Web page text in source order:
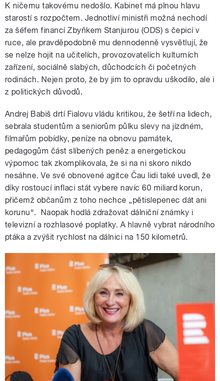
K ničemu takovému nedošlo. Kabinet má plnou hlavu
starostí s rozpočtem. Jednotliví ministři možná nechodí
za šéfem financí Zbyňkem Stanjurou (ODS) s čepicí v
ruce, ale pravděpodobně mu dennodenně vysvětlují, že
se nelze hojit na učitelích, provozovatelích kulturních
zařízení, sociálně slabých, důchodcích či početných
rodinách. Nejen proto, že by jim to opravdu uškodilo, ale i
z politických důvodů.
Andrej Babiš drtí Fialovu vládu kritikou, že šetří na lidech,
sebrala studentům a seniorům půlku slevy na jízdném,
filmařům pobídky, peníze na obnovu památek,
pedagogům část slíbených peněz a energetickou
výpomoc tak zkomplikovala, že si na ni skoro nikdo
nesáhne. Ve své obnovené agitce Čau lidi také uvedl, že
díky rostoucí inflaci stát vybere navíc 60 miliard korun,
přičemž občanům z toho nechce „pětislepenec dát ani
korunu“. Naopak hodlá zdražovat dálniční známky i
televizní a rozhlasové poplatky. A hlavně vybrat národního
ptáka a zvýšit rychlost na dálnici na 150 kilometrů.